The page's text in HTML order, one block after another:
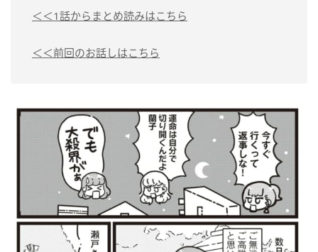
＜＜1話からまとめ読みはこちら
＜＜前回のお話しはこちら